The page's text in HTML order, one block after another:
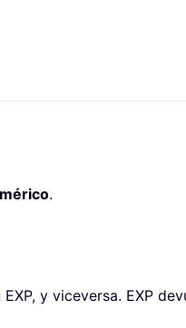
.
y viceversa. EXP